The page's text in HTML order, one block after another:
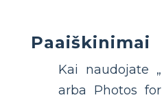
Paaiškinimai
Kai naudojate
arba Photos